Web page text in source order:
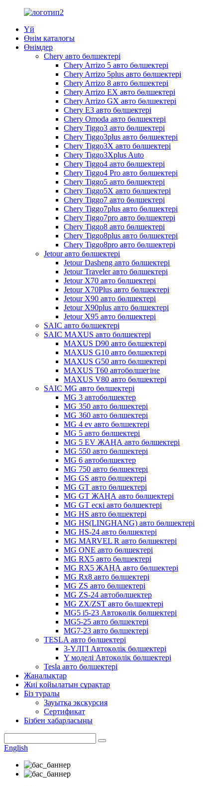
Үй
Өнім каталогы
Өнімдер
Chery авто бөлшектері
Chery Arrizo 5 авто бөлшектері
Chery Arrizo 5plus авто бөлшектері
Chery Arrizo 8 авто бөлшектері
Chery Arrizo EX авто бөлшектері
Chery Arrizo GX авто бөлшектері
Chery E3 авто бөлшектері
Chery Omoda авто бөлшектері
Chery Tiggo3 авто бөлшектері
Chery Tiggo3plus авто бөлшектері
Chery Tiggo3X авто бөлшектері
Chery Tiggo3Xplus Auto
Chery Tiggo4 авто бөлшектері
Chery Tiggo4 Pro авто бөлшектері
Chery Tiggo5 авто бөлшектері
Chery Tiggo5X авто бөлшектері
Chery Tiggo7 авто бөлшектері
Chery Tiggo7plus авто бөлшектері
Chery Tiggo7pro авто бөлшектері
Chery Tiggo8 авто бөлшектері
Chery Tiggo8plus авто бөлшектері
Chery Tiggo8pro авто бөлшектері
Jetour авто бөлшектері
Jetour Dasheng авто бөлшектері
Jetour Traveler авто бөлшектері
Jetour X70 авто бөлшектері
Jetour X70Plus авто бөлшектері
Jetour X90 авто бөлшектері
Jetour X90plus авто бөлшектері
Jetour X95 авто бөлшектері
SAIC авто бөлшектері
SAIC MAXUS авто бөлшектері
MAXUS D90 авто бөлшектері
MAXUS G10 авто бөлшектері
MAXUS G50 авто бөлшектері
MAXUS T60 автобөлшегіне
MAXUS V80 авто бөлшектері
SAIC MG авто бөлшектері
MG 3 автобөлшектер
MG 350 авто бөлшектері
MG 360 авто бөлшектері
MG 4 ev авто бөлшектері
MG 5 авто бөлшектері
MG 5 EV ЖАҢА авто бөлшектері
MG 550 авто бөлшектері
MG 6 автобөлшектер
MG 750 авто бөлшектері
MG GS авто бөлшектері
MG GT авто бөлшектері
MG GT ЖАҢА авто бөлшектері
MG GT ескі авто бөлшектері
MG HS авто бөлшектері
MG HS(LINGHANG) авто бөлшектері
MG HS-24 авто бөлшектері
MG MARVEL R авто бөлшектері
MG ONE авто бөлшектері
MG RX5 авто бөлшектері
MG RX5 ЖАҢА авто бөлшектері
MG Rx8 авто бөлшектері
MG ZS авто бөлшектері
MG ZS-24 автобөлшектер
MG ZX/ZST авто бөлшектері
MG5 i5-23 Автокөлік бөлшектері
MG5-25 авто бөлшектері
MG7-23 авто бөлшектері
TESLA авто бөлшектері
3-ҮЛГІ Автокөлік бөлшектері
Y моделі Автокөлік бөлшектері
Tesla авто бөлшектері
Жаңалықтар
Жиі қойылатын сұрақтар
Біз туралы
Зауытқа экскурсия
Сертификат
Бізбен хабарласыңы
English